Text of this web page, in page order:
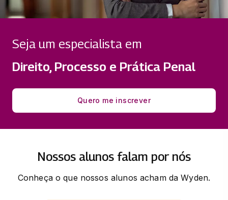
CIÊNCIA PENAL
Seja um especialista em
Direito, Processo e Prática Penal
Quero me inscrever
Nossos alunos falam por nós
Conheça o que nossos alunos acham da Wyden.